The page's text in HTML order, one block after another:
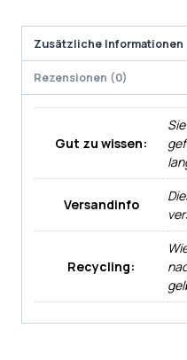
Zusätzliche Informationen
Rezensionen (0)
Gut zu wissen:
Versandinfo
Recycling: